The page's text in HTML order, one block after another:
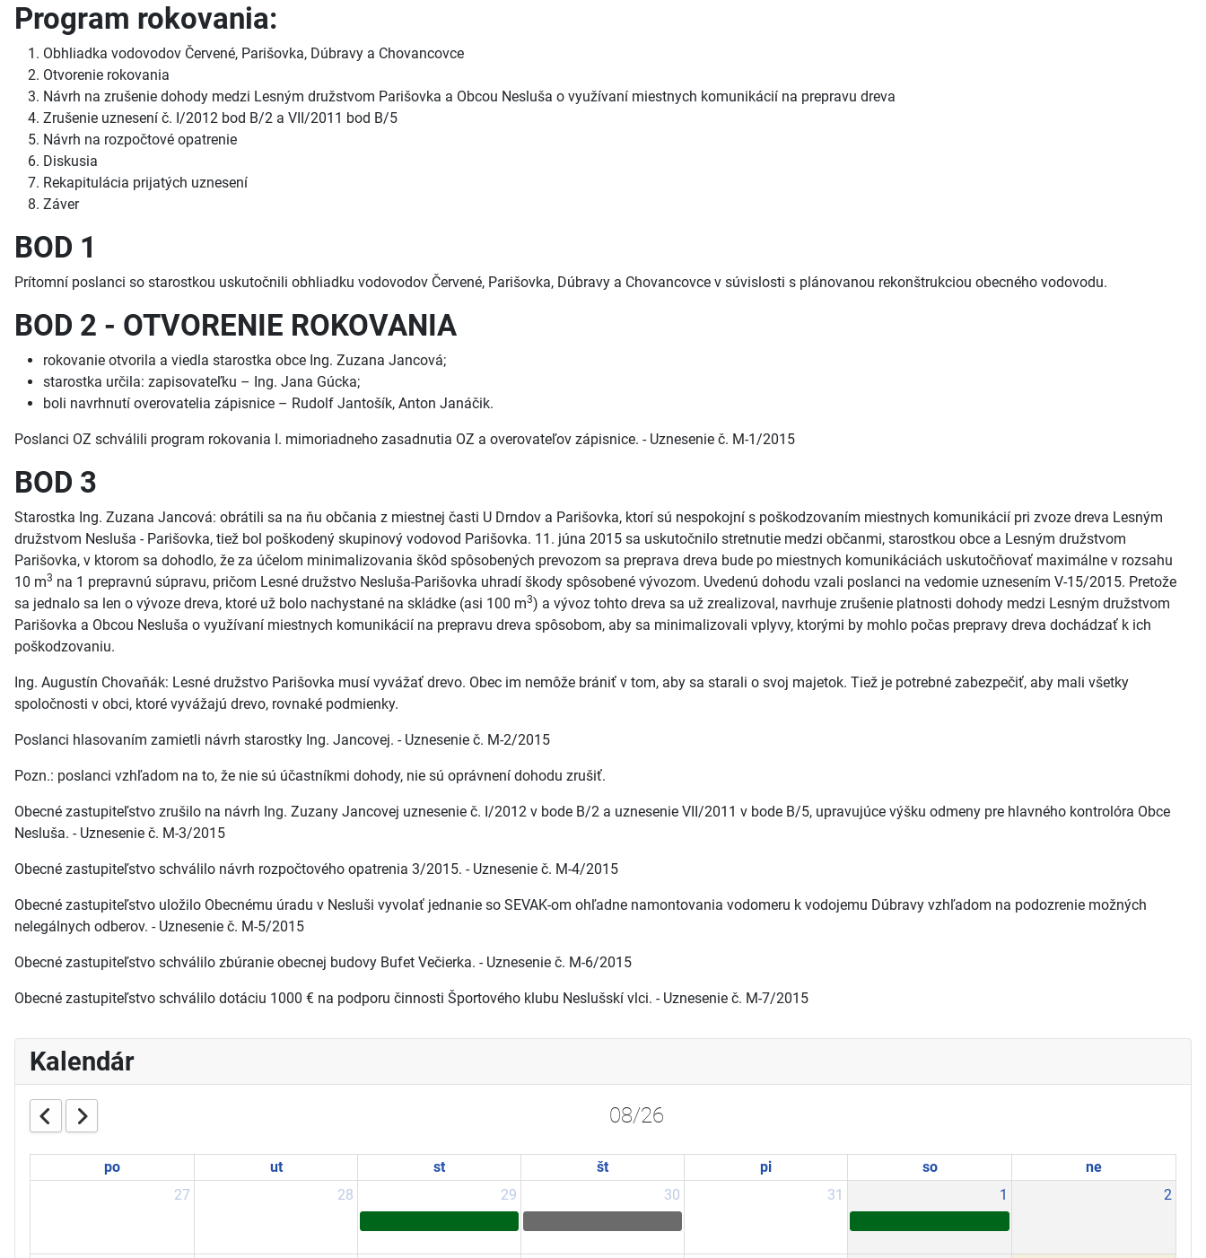
Program rokovania:
Obhliadka vodovodov Červené, Parišovka, Dúbravy a Chovancovce
Otvorenie rokovania
Návrh na zrušenie dohody medzi Lesným družstvom Parišovka a Obcou Nesluša o využívaní miestnych komunikácií na prepravu dreva
Zrušenie uznesení č. I/2012 bod B/2 a VII/2011 bod B/5
Návrh na rozpočtové opatrenie
Diskusia
Rekapitulácia prijatých uznesení
Záver
BOD 1
Prítomní poslanci so starostkou uskutočnili obhliadku vodovodov Červené, Parišovka, Dúbravy a Chovancovce v súvislosti s plánovanou rekonštrukciou obecného vodovodu.
BOD 2 - OTVORENIE ROKOVANIA
rokovanie otvorila a viedla starostka obce Ing. Zuzana Jancová;
starostka určila: zapisovateľku – Ing. Jana Gúcka;
boli navrhnutí overovatelia zápisnice – Rudolf Jantošík, Anton Janáčik.
Poslanci OZ schválili program rokovania I. mimoriadneho zasadnutia OZ a overovateľov zápisnice. - Uznesenie č. M-1/2015
BOD 3
Starostka Ing. Zuzana Jancová: obrátili sa na ňu občania z miestnej časti U Drndov a Parišovka, ktorí sú nespokojní s poškodzovaním miestnych komunikácií pri zvoze dreva Lesným
družstvom Nesluša - Parišovka, tiež bol poškodený skupinový vodovod Parišovka. 11. júna 2015 sa uskutočnilo stretnutie medzi občanmi, starostkou obce a Lesným družstvom
Parišovka, v ktorom sa dohodlo, že za účelom minimalizovania škôd spôsobených prevozom sa preprava dreva bude po miestnych komunikáciách uskutočňovať maximálne v rozsahu
10 m3 na 1 prepravnú súpravu, pričom Lesné družstvo Nesluša-Parišovka uhradí škody spôsobené vývozom. Uvedenú dohodu vzali poslanci na vedomie uznesením V-15/2015. Pretože
sa jednalo sa len o vývoze dreva, ktoré už bolo nachystané na skládke (asi 100 m3) a vývoz tohto dreva sa už zrealizoval, navrhuje zrušenie platnosti dohody medzi Lesným družstvom
Parišovka a Obcou Nesluša o využívaní miestnych komunikácií na prepravu dreva spôsobom, aby sa minimalizovali vplyvy, ktorými by mohlo počas prepravy dreva dochádzať k ich
poškodzovaniu.
Ing. Augustín Chovaňák: Lesné družstvo Parišovka musí vyvážať drevo. Obec im nemôže brániť v tom, aby sa starali o svoj majetok. Tiež je potrebné zabezpečiť, aby mali všetky
spoločnosti v obci, ktoré vyvážajú drevo, rovnaké podmienky.
Poslanci hlasovaním zamietli návrh starostky Ing. Jancovej. - Uznesenie č. M-2/2015
Pozn.: poslanci vzhľadom na to, že nie sú účastníkmi dohody, nie sú oprávnení dohodu zrušiť.
Obecné zastupiteľstvo zrušilo na návrh Ing. Zuzany Jancovej uznesenie č. I/2012 v bode B/2 a uznesenie VII/2011 v bode B/5, upravujúce výšku odmeny pre hlavného kontrolóra Obce
Nesluša. - Uznesenie č. M-3/2015
Obecné zastupiteľstvo schválilo návrh rozpočtového opatrenia 3/2015. - Uznesenie č. M-4/2015
Obecné zastupiteľstvo uložilo Obecnému úradu v Nesluši vyvolať jednanie so SEVAK-om ohľadne namontovania vodomeru k vodojemu Dúbravy vzhľadom na podozrenie možných
nelegálnych odberov. - Uznesenie č. M-5/2015
Obecné zastupiteľstvo schválilo zbúranie obecnej budovy Bufet Večierka. - Uznesenie č. M-6/2015
Obecné zastupiteľstvo schválilo dotáciu 1000 € na podporu činnosti Športového klubu Neslušskí vlci. - Uznesenie č. M-7/2015
Kalendár
08/26
po ut st št pi so
ne
27
28 29 30 31 1 2